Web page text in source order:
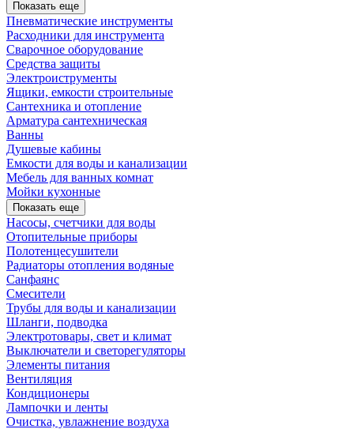
Показать еще
Пневматические инструменты
Расходники для инструмента
Сварочное оборудование
Средства защиты
Электроиструменты
Ящики, емкости строительные
Сантехника и отопление
Арматура сантехническая
Ванны
Душевые кабины
Емкости для воды и канализации
Мебель для ванных комнат
Мойки кухонные
Показать еще
Насосы, счетчики для воды
Отопительные приборы
Полотенцесушители
Радиаторы отопления водяные
Санфаянс
Смесители
Трубы для воды и канализации
Шланги, подводка
Электротовары, свет и климат
Выключатели и светорегуляторы
Элементы питания
Вентиляция
Кондиционеры
Лампочки и ленты
Очистка, увлажнение воздуха